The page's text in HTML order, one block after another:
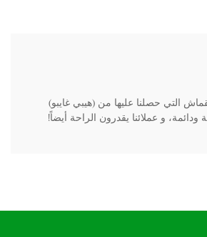
التي حصلنا عليها من (هيبي غايبو)
ودائمة، و عملائنا يقدرون الراحة أيضاً!